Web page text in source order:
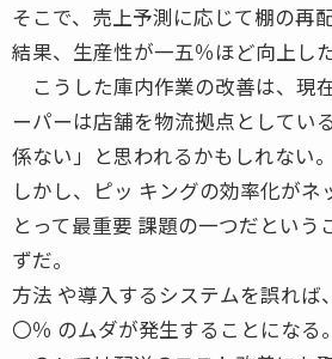
そこで、売上予測に応じて棚の再
結果、生産性が一五％ほど向上した
こうした庫内作業の改善は、現
ーパーは店舗を物流拠点としてい
係ない」と思われるかもしれない。
しかし、ピッ キングの効率化がネ
とって最重要 課題の一つだという
ずだ。
方法 や導入するシステムを誤れば
〇％ のムダが発生することになる。